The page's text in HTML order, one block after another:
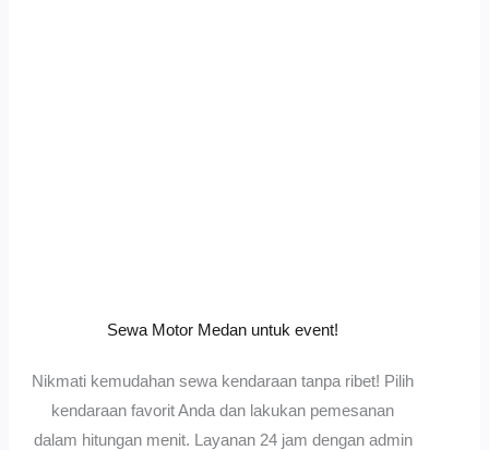
Sewa Motor Medan untuk event!
Nikmati kemudahan sewa kendaraan tanpa ribet! Pilih
kendaraan favorit Anda dan lakukan pemesanan
dalam hitungan menit. Layanan 24 jam dengan admin